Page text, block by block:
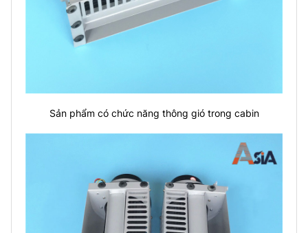
Sản phẩm có chức năng thông gió trong cabin